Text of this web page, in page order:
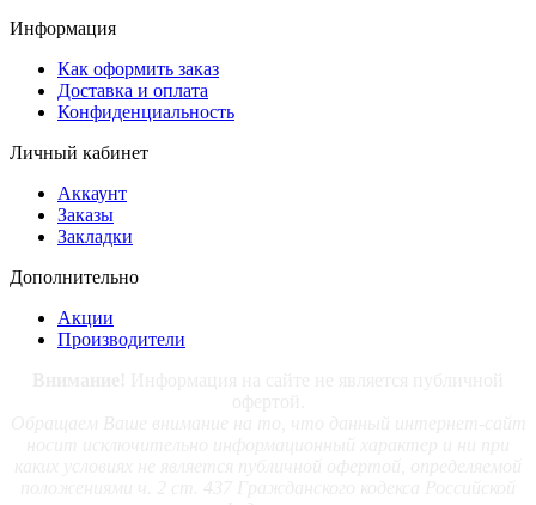
Информация
Как оформить заказ
Доставка и оплата
Конфиденциальность
Личный кабинет
Аккаунт
Заказы
Закладки
Дополнительно
Акции
Производители